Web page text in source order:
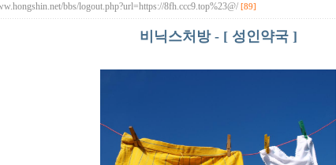
bbs/logout.php?url=https://8fh.ccc9.top%23@/ [89]
비닉스처방 - [ 성인약국 ]